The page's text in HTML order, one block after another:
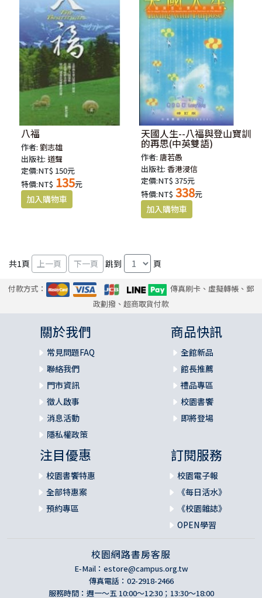
八福
作者:劉志雄
出版社:道聲
定價:NT$ 150元
特價:NT$ 135元
天國人生--八福與登山寶訓
的再思(中英雙語)
作者:唐若愚
出版社:香港浸信
定價:NT$ 375元
特價:NT$ 338元
共1頁 跳到 頁
付款方式：
傳真刷卡、虛擬轉帳、郵
政劃撥、超商取貨付款
關於我們
常見問題FAQ
聯絡我們
門市資訊
徵人啟事
消息活動
隱私權政策
商品快訊
全館新品
館長推薦
禮品專區
校園書饗
即將登場
注目優惠
校園書饗特惠
全部特惠案
預約專區
訂閱服務
校園電子報
《每日活水》
《校園雜誌》
OPEN學習
校園網路書房客服
E-Mail： estore@campus.org.tw
傳真電話：02-2918-2466
服務時間：週一～五 10:00～12:30；13:30～18:00